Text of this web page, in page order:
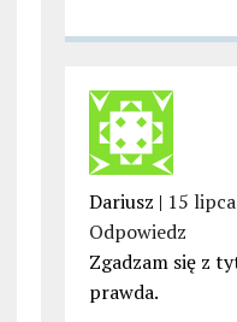
Dariusz | 15
Odpowiedz
Zgadzam się z
prawda.